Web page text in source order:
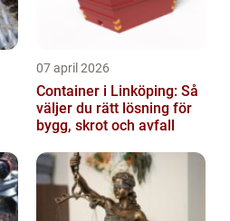
07 april 2026
Container i Linköping: Så
väljer du rätt lösning för
bygg, skrot och avfall